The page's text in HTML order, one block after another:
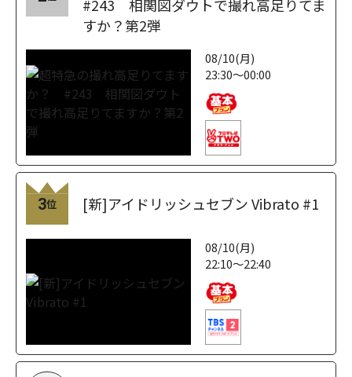
#243 相関図ダウトで撮れ高足りてま
すか？第2弾
08/10(月)
23:30～00:00
3位 [新]アイドリッシュセブン Vibrato #1
08/10(月)
22:10～22:40